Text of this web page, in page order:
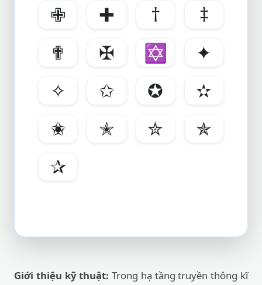
✙
✚ †
‡
✟
✠ ✡
✦
✧
✩ ✪
✫
✬
✭ ✮
✯
✰
Giới thiệu kỹ thuật: Trong hạ tầng truyền thông kĩ